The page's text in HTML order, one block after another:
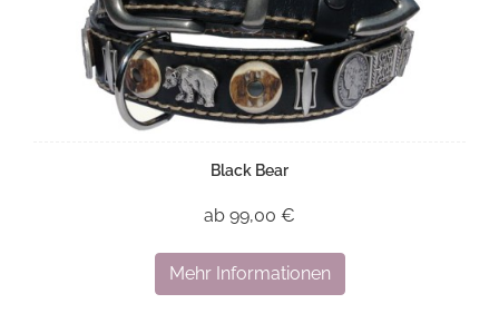
Black Bear
ab 99,00 €
Mehr Informationen